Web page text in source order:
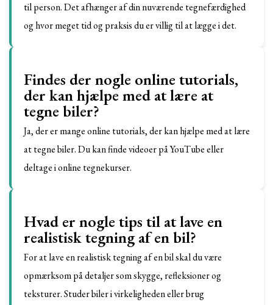
til person. Det afhænger af din nuværende tegnefærdighed
og hvor meget tid og praksis du er villig til at lægge i det.
Findes der nogle online tutorials,
der kan hjælpe med at lære at
tegne biler?
Ja, der er mange online tutorials, der kan hjælpe med at lære
at tegne biler. Du kan finde videoer på YouTube eller
deltage i online tegnekurser.
Hvad er nogle tips til at lave en
realistisk tegning af en bil?
For at lave en realistisk tegning af en bil skal du være
opmærksom på detaljer som skygge, refleksioner og
teksturer. Studer biler i virkeligheden eller brug